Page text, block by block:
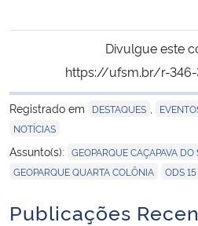
Divulgue este
https://ufsm.br/r-346-
Registrado em
DESTAQUES
NOTÍCIAS
Assunto(s): GEOPARQUE CAÇAPAVA DO
GEOPARQUE QUARTA COLÔNIA ODS 15
Publicações